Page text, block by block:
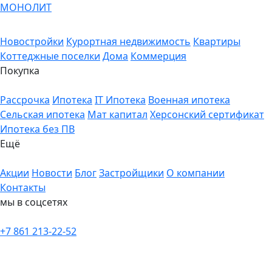
МОНОЛИТ
Новостройки Курортная недвижимость Квартиры
Коттеджные поселки Дома Коммерция
Покупка
Рассрочка Ипотека IT Ипотека Военная ипотека
Сельская ипотека Мат капитал Херсонский сертификат
Ипотека без ПВ
Ещё
Акции Новости БлогЗастройщики О компании
Контакты
мы в соцсетях
+7 861 213-22-52